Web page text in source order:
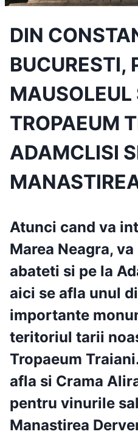
DIN
BUCURESTI,
MAUSOLEUL
TROPAEUM
ADAMCLISI
Atunci cand va
Marea Neagra,
abateti si pe la
aici se afla unul
importante
teritoriul tarii
Tropaeum
afla si Crama
pentru vinurile
Manastirea